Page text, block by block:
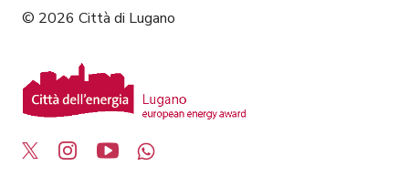
© 2026 Città di Lugano